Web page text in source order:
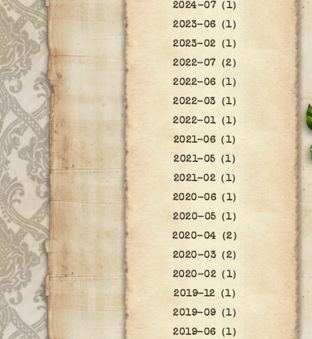
2024-07（1）
2023-06（1）
2023-02（1）
2022-07（2）
2022-06（1）
2022-03（1）
2022-01（1）
2021-06（1）
2021-05（1）
2021-02（1）
2020-06（1）
2020-05（1）
2020-04（2）
2020-03（2）
2020-02（1）
2019-12（1）
2019-09（1）
2019-06（1）